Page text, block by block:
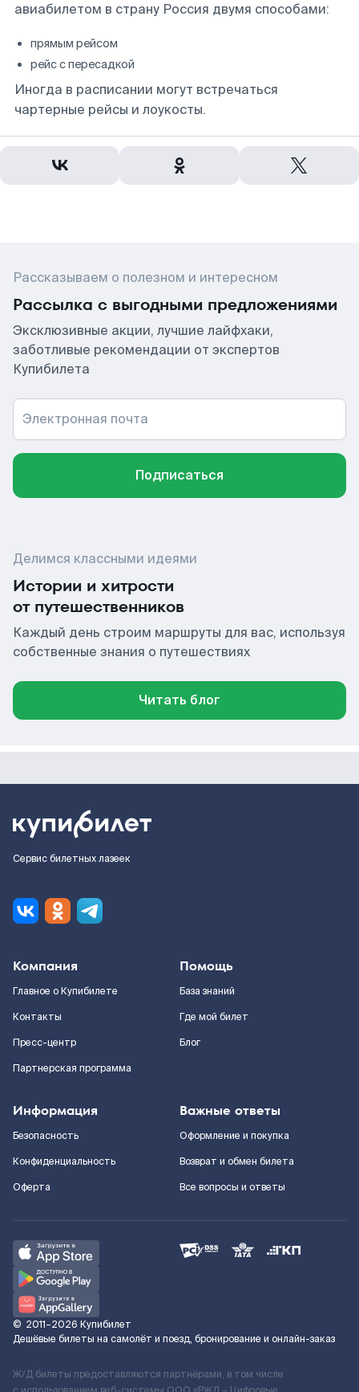
авиабилетом в страну Россия двумя способами:
прямым рейсом
рейс с пересадкой
Иногда в расписании могут встречаться
чартерные рейсы и лоукосты.
Рассказываем о полезном и интересном
Рассылка с выгодными предложениями
Эксклюзивные акции, лучшие лайфхаки,
заботливые рекомендации от экспертов
Купибилета
Электронная почта
Подписаться
Делимся классными идеями
Истории и хитрости
от путешественников
Каждый день строим маршруты для вас, используя
собственные знания о путешествиях
Читать блог
Сервис билетных лазеек
Компания
Главное о Купибилете
Контакты
Пресс-центр
Партнерская программа
Помощь
База знаний
Где мой билет
Блог
Информация
Безопасность
Конфиденциальность
Оферта
Важные ответы
Оформление и покупка
Возврат и обмен билета
Все вопросы и ответы
© 2011–2026 Купибилет
Дешёвые билеты на самолёт и поезд, бронирование и онлайн-заказ
Ж/Д билеты предоставляются партнёрами, в том числе